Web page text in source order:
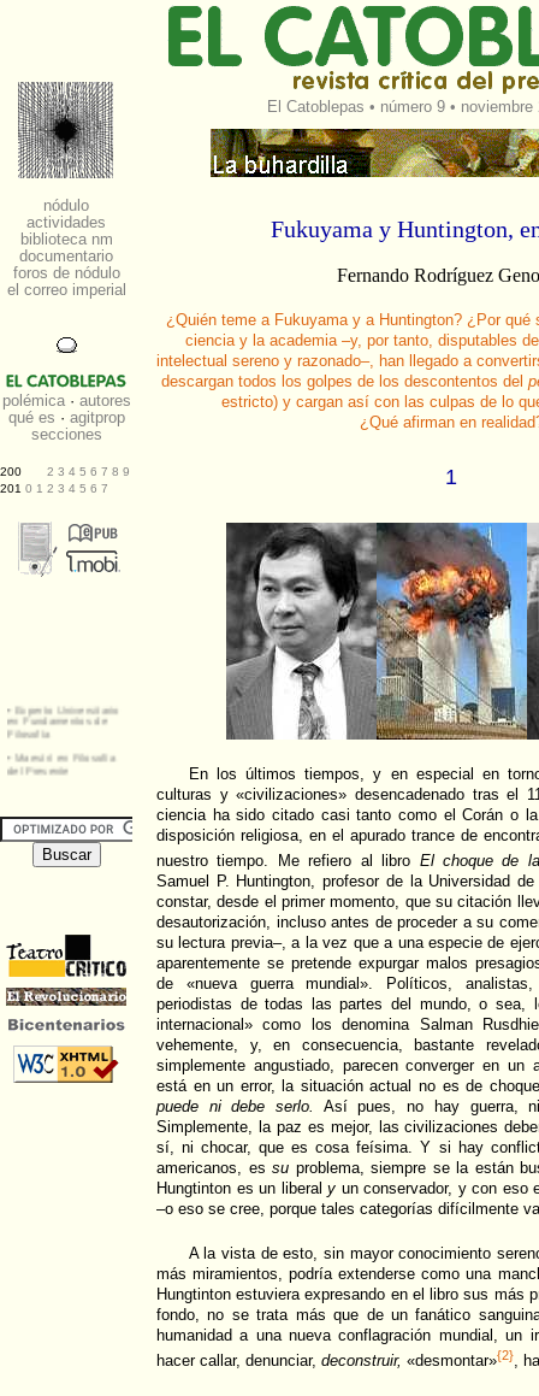
El Catoblepas • número 9• noviembre
Fukuyama y Huntington,
Fernando Rodríguez
¿Quién teme a Fukuyama y a Huntington? ¿Por
ciencia y la academia –y, por tanto, disputables
intelectual sereno y razonado–, han llegado a
descargan todos los golpes de los descontentos del
estricto) y cargan así con las culpas de lo
¿Qué afirman en
1
En los últimos tiempos, y en especial en
culturas y «civilizaciones» desencadenado tras el
ciencia ha sido citado casi tanto como el Corán o
disposición religiosa, en el apurado trance de
nuestro tiempo. Me refiero al libro El choque de
Samuel P. Huntington, profesor de la Universidad
constar, desde el primer momento, que su citación
desautorización, incluso antes de proceder a su
su lectura previa–, a la vez que a una especie de
aparentemente se pretende expurgar malos
de «nueva guerra mundial». Políticos,
periodistas de todas las partes del mundo, o sea,
internacional» como los denomina Salman
vehemente, y, en consecuencia, bastante
simplemente angustiado, parecen converger en un
está en un error, la situación actual no es de
puede ni debe
serlo.
Así pues, no hay guerra,
Simplemente, la paz es mejor, las civilizaciones
sí, ni chocar, que es cosa feísima. Y si hay
americanos, essu problema, siempre se la están
Hungtinton es un liberaly un conservador, y con eso
–o eso se cree, porque tales categorías difícilmente
A la vista de esto, sin mayor conocimiento
más miramientos, podría extenderse como una
Hungtinton estuviera expresando en el libro sus más
fondo, no se trata más que de un fanático
humanidad a una nueva conflagración mundial, un
hacer callar, denunciar, deconstruir, «desmontar»{2},